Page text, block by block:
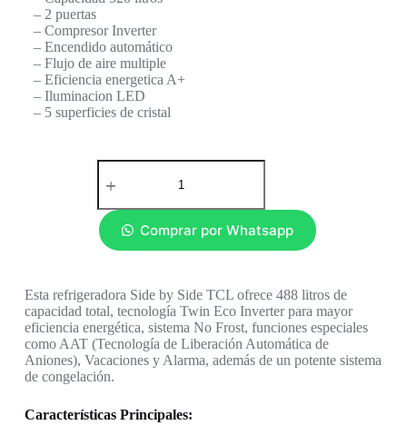
– 2 puertas
– Compresor Inverter
– Encendido automático
– Flujo de aire multiple
– Eficiencia energetica A+
– Iluminacion LED
– 5 superficies de cristal
Comprar por Whatsapp
Esta refrigeradora Side by Side TCL ofrece 488 litros de
capacidad total, tecnología Twin Eco Inverter para mayor
eficiencia energética, sistema No Frost, funciones especiales
como AAT (Tecnología de Liberación Automática de
Aniones), Vacaciones y Alarma, además de un potente sistema
de congelación.
Características Principales: